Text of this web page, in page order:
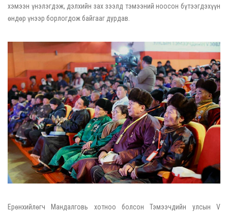
хэмээн үнэлэгдэж, дэлхийн зах зээлд тэмээний ноосон бүтээгдэхүүн
өндөр үнээр борлогдож байгааг дурдав.
Ерөнхийлөгч Мандалговь хотноо болсон Тэмээчдийн улсын V